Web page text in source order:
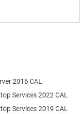
Services 2022 CAL
Services 2019 CAL
2016 CAL